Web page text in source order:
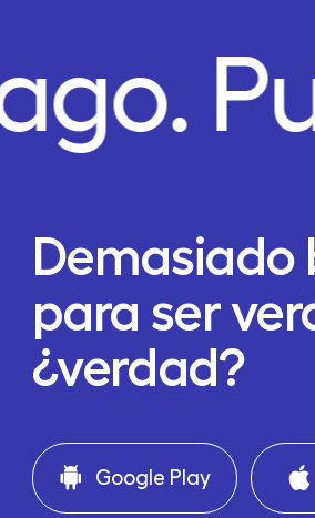
Demasiado
para ser
¿verdad?
Google Play